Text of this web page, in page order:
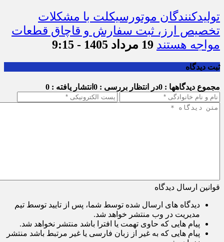
تولیدکنندگان موتورسیکلت با مشکلات
تخصیص ارز، ثبت سفارش و قاچاق قطعات
مواجه هستند 19 مرداد 1405 - 9:15
ثبت دیدگاه
مجموع دیدگاهها : 0 در انتظار بررسی : 0 انتشار یافته : 0
قوانین ارسال دیدگاه
دیدگاه های ارسال شده توسط شما، پس از تایید توسط تیم
مدیریت در وب منتشر خواهد شد.
پیام هایی که حاوی تهمت یا افترا باشد منتشر نخواهد شد.
پیام هایی که به غیر از زبان فارسی یا غیر مرتبط باشد منتشر